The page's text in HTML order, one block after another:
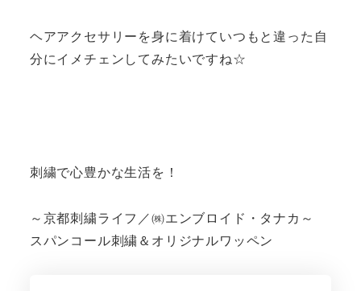
ヘアアクセサリーを身に着けていつもと違った自
分にイメチェンしてみたいですね☆
刺繍で心豊かな生活を！
～京都刺繍ライフ／㈱エンブロイド・タナカ～
スパンコール刺繍＆オリジナルワッペン